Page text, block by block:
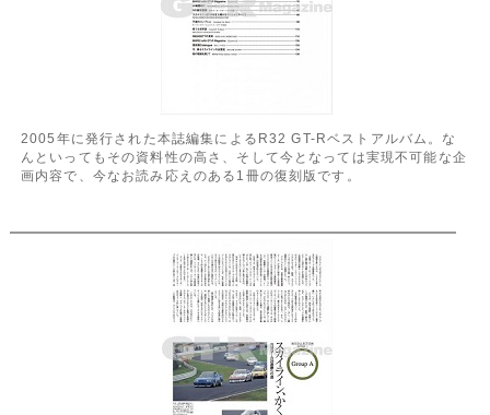
2005年に発行された本誌編集によるR32 GT-Rベストアルバム。な
んといってもその資料性の高さ、そして今となっては実現不可能な企
画内容で、今なお読み応えのある1冊の復刻版です。